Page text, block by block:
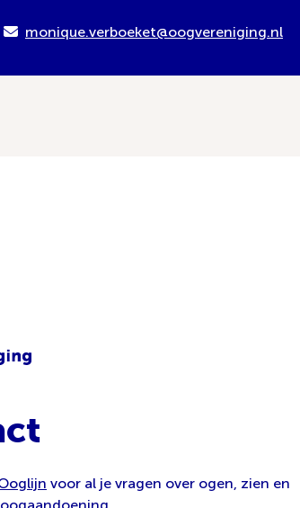
monique.verboeket@oogvereniging.nl
voor al je vragen over ogen, zien en